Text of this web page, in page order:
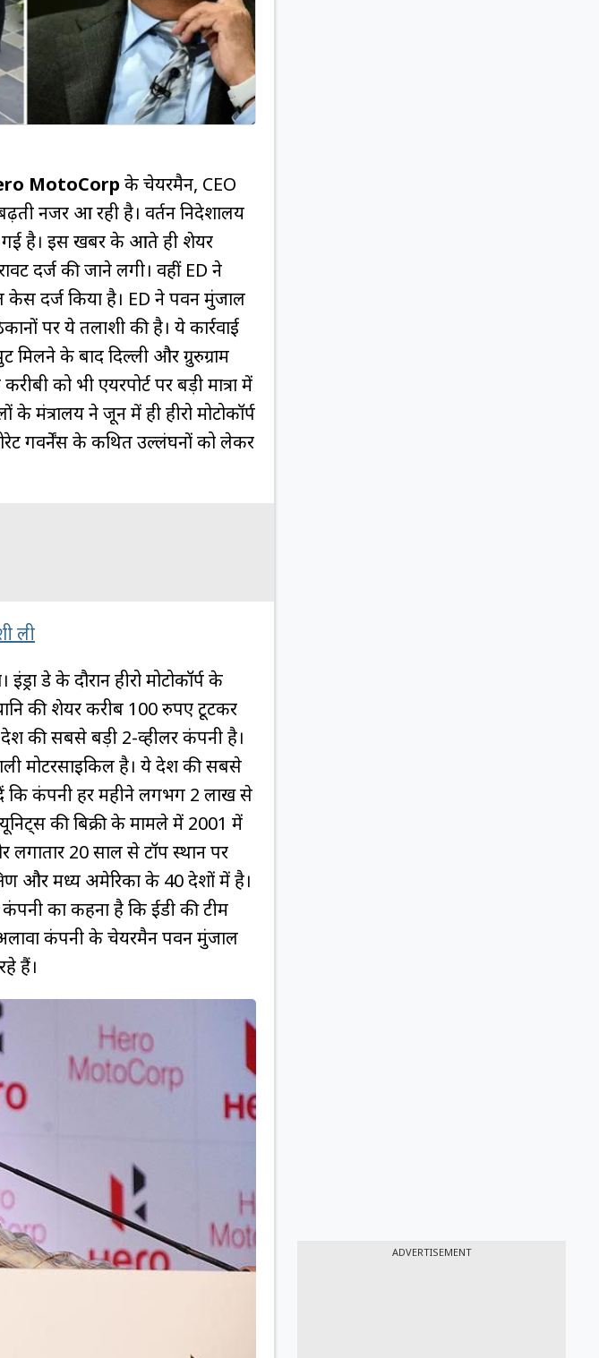
MotoCorp के चेयरमैन, CEO
नजर आ रही है। प्रवर्तन निदेशालय
है। इस खबर के आते ही शेयर
दर्ज की जाने लगी। वहीं ED ने
केस दर्ज किया है। ED ने पवन मुंजाल
पर ये तलाशी की है। ये कार्रवाई
मिलने के बाद दिल्ली और ग्रुरुग्राम
को भी एयरपोर्ट पर बड़ी मात्रा में
मंत्रालय ने जून में ही हीरो मोटोकॉर्प
गवर्नेंस के कथित उल्लंघनों को लेकर
ली
डे के दौरान हीरो मोटोकॉर्प के
की शेयर करीब 100 रुपए टूटकर
की सबसे बड़ी 2-व्हीलर कंपनी है।
मोटरसाइकिल है। ये देश की सबसे
कि कंपनी हर महीने लगभग 2 लाख से
की बिक्री के मामले में 2001 में
लगातार 20 साल से टॉप स्थान पर
और मध्य अमेरिका के 40 देशों में है।
कंपनी का कहना है कि ईडी की टीम
कंपनी के चेयरमैन पवन मुंजाल
हैं।
ADVERTISEMENT